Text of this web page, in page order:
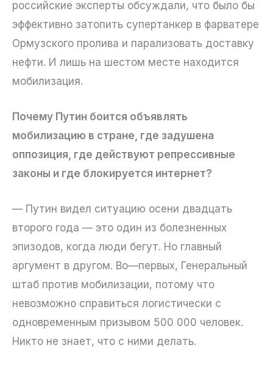
российские эксперты обсуждали, что было бы
эффективно затопить супертанкер в фарватере
Ормузского пролива и парализовать доставку
нефти. И лишь на шестом месте находится
мобилизация.
Почему Путин боится объявлять
мобилизацию в стране, где задушена
оппозиция, где действуют репрессивные
законы и где блокируется интернет?
— Путин видел ситуацию осени двадцать
второго года — это один из болезненных
эпизодов, когда люди бегут. Но главный
аргумент в другом. Во—первых, Генеральный
штаб против мобилизации, потому что
невозможно справиться логистически с
одновременным призывом 500 000 человек.
Никто не знает, что с ними делать.